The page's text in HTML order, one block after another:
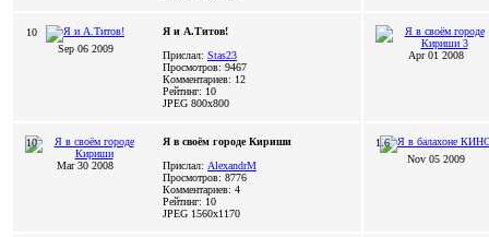
10
Sep 06 2009
Я и А.Титов!
Прислал: Stas23
Просмотров: 9467
Комментариев: 12
Рейтинг: 10
JPEG 800x800
Apr 01 2008
10
Mar 30 2008
Я в своём городе Кириши
Прислал: AlexandrM
Просмотров: 8776
Комментариев: 4
Рейтинг: 10
JPEG 1560x1170
1.6
Nov 05 2009